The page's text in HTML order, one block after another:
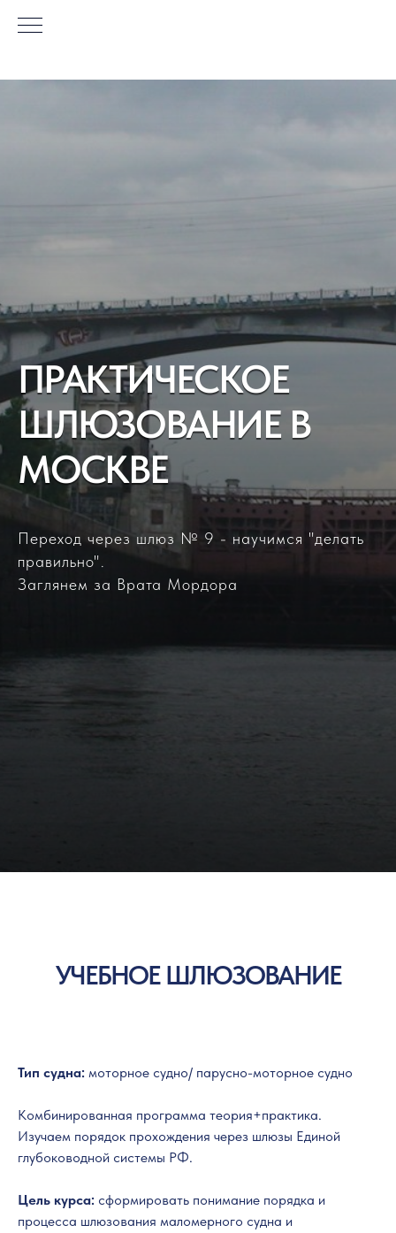
ПРАКТИЧЕСКОЕ
ШЛЮЗОВАНИЕ В
МОСКВЕ
Переход через шлюз № 9 - научимся "делать
правильно".
Заглянем за Врата Мордора
УЧЕБНОЕ ШЛЮЗОВАНИЕ
Тип судна: моторное судно/ парусно-моторное судно
Комбинированная программа теория+практика.
Изучаем порядок прохождения через шлюзы Единой
глубоководной системы РФ.
Цель курса: сформировать понимание порядка и
процесса шлюзования маломерного судна и